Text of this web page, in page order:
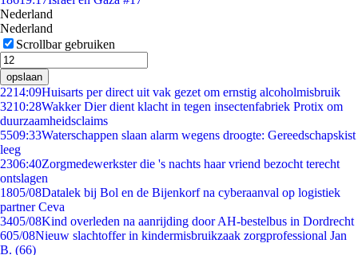
Nederland
Nederland
Scrollbar gebruiken
opslaan
2214:09Huisarts per direct uit vak gezet om ernstig alcoholmisbruik
3210:28Wakker Dier dient klacht in tegen insectenfabriek Protix om
duurzaamheidsclaims
5509:33Waterschappen slaan alarm wegens droogte: Gereedschapskist
leeg
2306:40Zorgmedewerkster die 's nachts haar vriend bezocht terecht
ontslagen
1805/08Datalek bij Bol en de Bijenkorf na cyberaanval op logistiek
partner Ceva
3405/08Kind overleden na aanrijding door AH-bestelbus in Dordrecht
605/08Nieuw slachtoffer in kindermisbruikzaak zorgprofessional Jan
B. (66)